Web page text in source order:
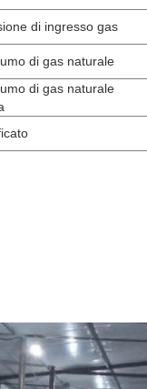
di ingresso gas
di gas naturale
di gas naturale